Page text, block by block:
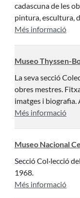
cadascuna de les
pintura, escultura,
Més informació
Museo Thyssen-
La seva secció
obres mestres.
imatges i
Més informació
Museo Nacional
Secció Col·lecció
1968.
Més informació